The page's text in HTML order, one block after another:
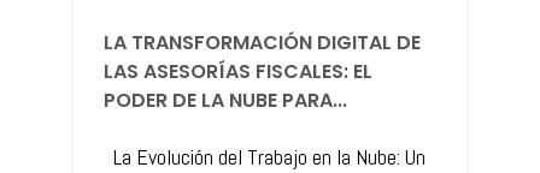
LA TRANSFORMACIÓN DIGITAL DE
LAS ASESORÍAS FISCALES: EL
PODER DE LA NUBE PARA...
La Evolución del Trabajo en la Nube: Un